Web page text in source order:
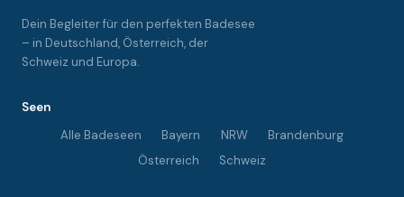
Dein Begleiter für den perfekten Badesee
– in Deutschland, Österreich, der
Schweiz und Europa.
Seen
Alle Badeseen
Bayern NRW
Brandenburg
Österreich
Schweiz